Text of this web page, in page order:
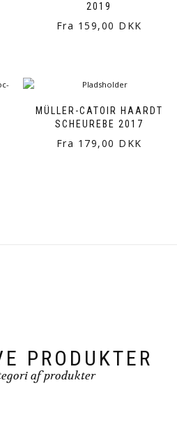
2019
Fra 159,00 DKK
MÜLLER-CATOIR HAARDT
SCHEUREBE 2017
Fra 179,00 DKK
PRODUKTER
af produkter